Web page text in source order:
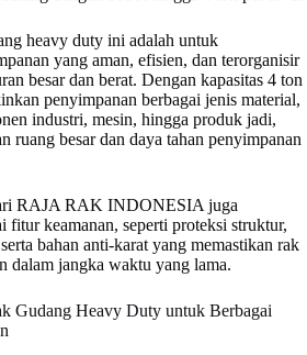
heavy duty ini adalah untuk
yang aman, efisien, dan terorganisir
besar dan berat. Dengan kapasitas 4 ton
penyimpanan berbagai jenis material,
industri, mesin, hingga produk jadi,
ruang besar dan daya tahan penyimpanan
RAJA RAK INDONESIA juga
fitur keamanan, seperti proteksi struktur,
bahan anti-karat yang memastikan rak
dalam jangka waktu yang lama.
Gudang Heavy Duty untuk Berbagai